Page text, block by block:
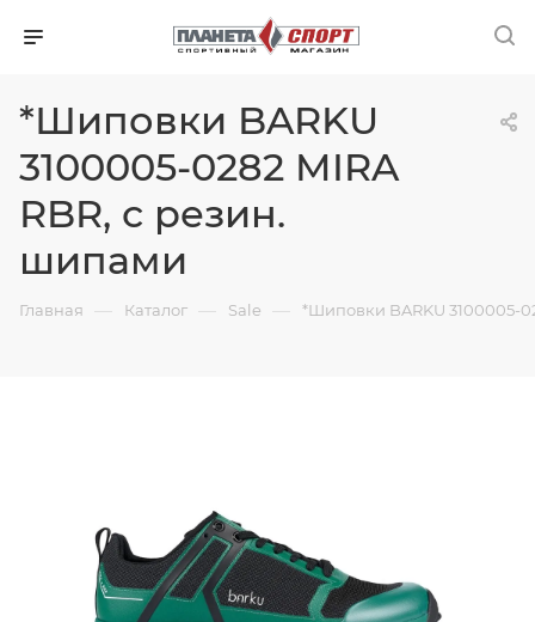
*Шиповки BARKU
3100005-0282 MIRA
RBR, с резин.
шипами
Главная — Каталог — Sale — *Шиповки BARKU 3100005-